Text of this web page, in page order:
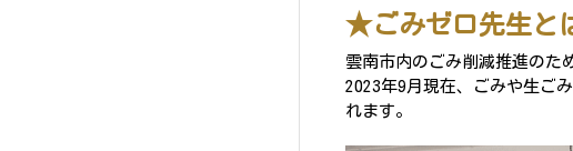
★ごみゼロ先生と
雲南市内のごみ削減推進のた
2023年9月現在、ごみや生ご
れます。